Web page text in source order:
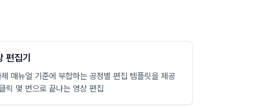
편집기
체 매뉴얼 기준에 부합하는 공정별 편집 템플릿을 제공
릭 몇 번으로 끝나는 영상 편집